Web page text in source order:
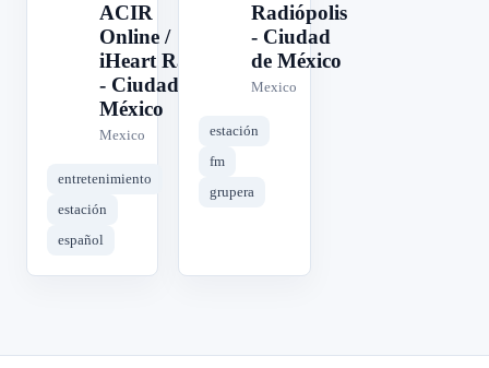
ACIR
Online /
iHeart Radio
- Ciudad de
México
Mexico
entretenimiento
estación
español
Radiópolis
- Ciudad
de México
Mexico
estación
fm
grupera